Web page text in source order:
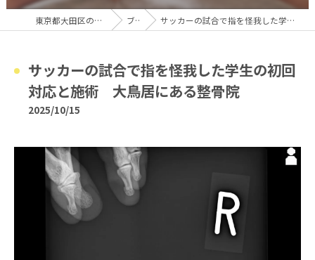
東京都大田区の整骨院なら髙山整骨院 ブログ サッカーの試合で指を怪我した学生の初回対応と施術 大鳥居にある整骨院
サッカーの試合で指を怪我した学生の初回
対応と施術 大鳥居にある整骨院
2025/10/15